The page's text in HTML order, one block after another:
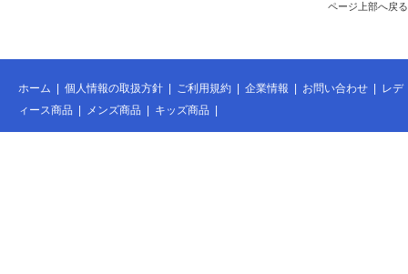
ページ上部へ戻る
ホーム 個人情報の取扱方針 ご利用規約 企業情報 お問い合わせ
レデ
ィース商品
メンズ商品 キッズ商品